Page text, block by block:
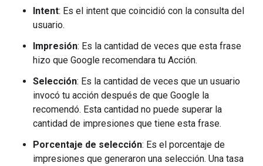
Intent: Es el intent que coincidió con la consulta del
usuario.
Impresión: Es la cantidad de veces que esta frase
hizo que Google recomendara tu Acción.
Selección: Es la cantidad de veces que un usuario
invocó tu acción después de que Google la
recomendó. Esta cantidad no puede superar la
cantidad de impresiones que tiene esta frase.
Porcentaje de selección: Es el porcentaje de
impresiones que generaron una selección. Una tasa